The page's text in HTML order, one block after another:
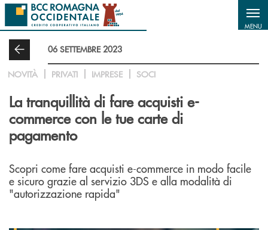
Salta al contenuto principale
MENU
06 SETTEMBRE 2023
NOVITÀ PRIVATI IMPRESE SOCI
La tranquillità di fare acquisti e-
commerce con le tue carte di
pagamento
Scopri come fare acquisti e-commerce in modo facile
e sicuro grazie al servizio 3DS e alla modalità di
"autorizzazione rapida"